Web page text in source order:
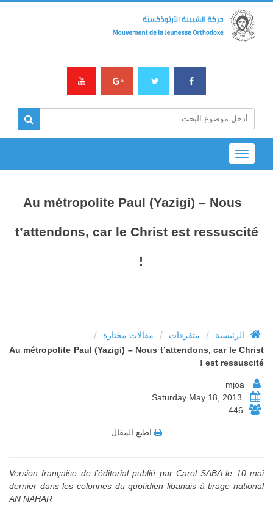
Toggle
navigation
Au métropolite Paul (Yazigi) – Nous
t’attendons, car le Christ est ressuscité
!
الرئيسية / متفرقات / مقالات مختارة /
Au métropolite Paul (Yazigi) – Nous t’attendons, car le Christ
est ressuscité !
446
اطبع المقال
Version française de l’éditorial publié par Carol SABA le 10 mai
dernier dans les colonnes du quotidien libanais à tirage national
AN NAHAR